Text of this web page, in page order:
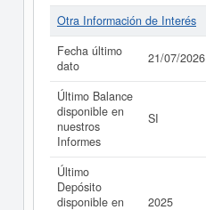
Otra Información de Interés
Fecha último
dato
21/07/2026
Último Balance
disponible en
nuestros
Informes
SI
Último
Depósito
disponible en
2025